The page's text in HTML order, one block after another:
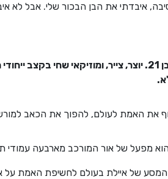
איבדתי את הבן הבכור שלי. אבל לא
את האמת לעולם, להפוך את הכאב
מפעל של אור המורכב מארבעה עמודי
של איילת בעולם לחשיפת האמת על